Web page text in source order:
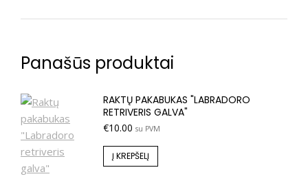
Panašūs produktai
RAKTŲ PAKABUKAS "LABRADORO
RETRIVERIS GALVA"
€10.00 su PVM
Į KREPŠELĮ